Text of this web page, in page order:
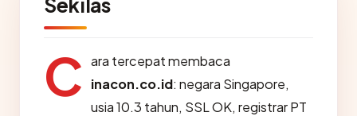
C ara tercepat membaca
inacon.co.id: negara Singapore,
usia 10.3 tahun, SSL OK, registrar PT